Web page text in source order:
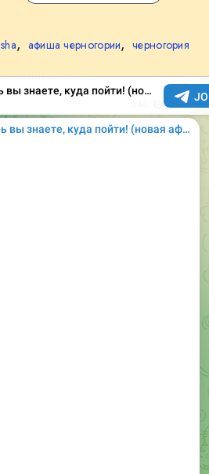
, афиша черногории, черногория